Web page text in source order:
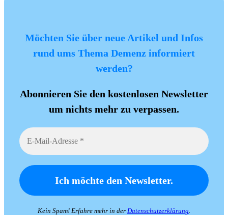
Möchten Sie über neue Artikel und Infos
rund ums Thema Demenz informiert
werden?
Abonnieren Sie den kostenlosen Newsletter
um nichts mehr zu verpassen.
Kein Spam! Erfahre mehr in der Datenschutzerklärung